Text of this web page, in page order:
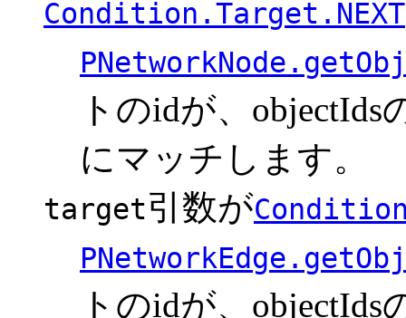
Condition.Target.NEXT
トのidが、
にマッチします。
target引数が
トのidが、